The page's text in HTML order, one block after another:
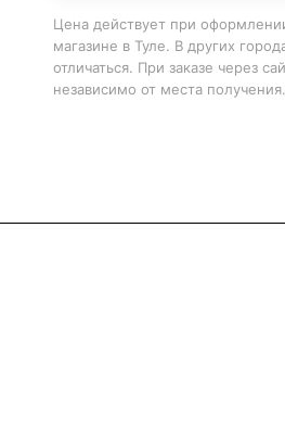
Цена действует при
магазине в Туле. В других
отличаться. При заказе через
независимо от места получения.